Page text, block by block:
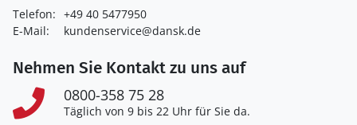
Telefon: +49 40 5477950
E-Mail:
kundenservice@dansk.de
Nehmen Sie Kontakt zu uns auf
0800-358 75 28
Täglich von 9 bis 22 Uhr für Sie da.